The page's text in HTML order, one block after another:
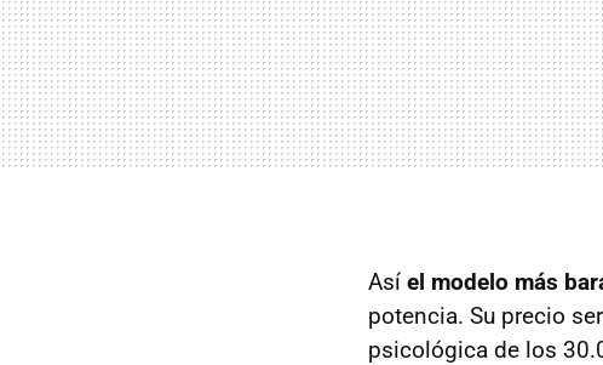
Así el modelo más
potencia. Su precio
psicológica de los